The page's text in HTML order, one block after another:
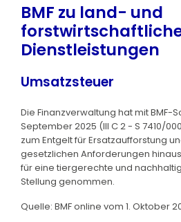
BMF zu land- und
Dienstleistungen
Umsatzsteuer
Die Finanzverwaltung hat mit BMF-
September 2025 (III C 2 - S 7410/
zum Entgelt für Ersatzaufforstung
gesetzlichen Anforderungen
für eine tiergerechte und
Stellung genommen.
Quelle: BMF online vom 1. Oktober